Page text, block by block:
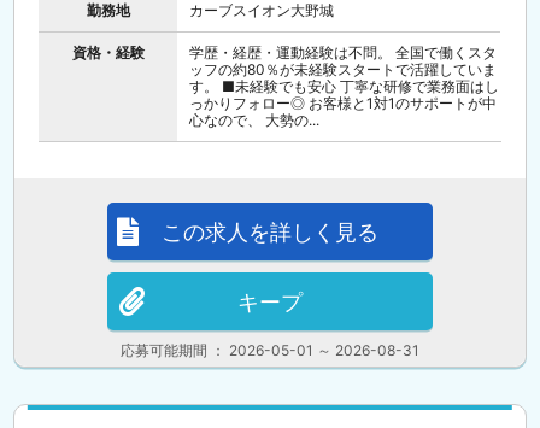
勤務地 カーブスイオン大野城
資格・経験
学歴・経歴・運動経験は不問。 全国で働くスタ
ッフの約80％が未経験スタートで活躍していま
す。 ■未経験でも安心 丁寧な研修で業務面はし
っかりフォロー◎ お客様と1対1のサポートが中
心なので、 大勢の...
応募可能期間 ： 2026-05-01 ～ 2026-08-31
この求人を詳しく見る
キープ